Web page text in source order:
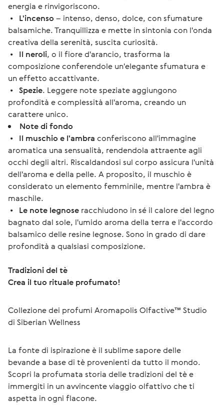
energia e rinvigoriscono.
• L'incenso – intenso, denso, dolce, con sfumature
balsamiche. Tranquillizza e mette in sintonia con l'onda
creativa della serenità, suscita curiosità.
• Il neroli, o il fiore d'arancio, trasforma la
composizione conferendole un'elegante sfumatura e
un effetto accattivante.
• Spezie. Leggere note speziate aggiungono
profondità e complessità all'aroma, creando un
carattere unico.
Note di fondo
• Il muschio e l'ambra conferiscono all'immagine
aromatica una sensualità, rendendola attraente agli
occhi degli altri. Riscaldandosi sul corpo assicura l'unità
dell'aroma e della pelle. A proposito, il muschio è
considerato un elemento femminile, mentre l'ambra è
maschile.
• Le note legnose racchiudono in sé il calore del legno
bagnato dal sole, l'umido aroma della terra e l'accordo
balsamico delle resine legnose. Sono in grado di dare
profondità a qualsiasi composizione.
Tradizioni del tè
Crea il tuo rituale profumato!
Collezione dei profumi Aromapolis Olfactive™ Studio
di Siberian Wellness
La fonte di ispirazione è il sublime sapore delle
bevande a base di tè provenienti da tutto il mondo.
Scopri la profumata storia delle tradizioni del tè e
immergiti in un avvincente viaggio olfattivo che ti
aspetta in ogni flacone.